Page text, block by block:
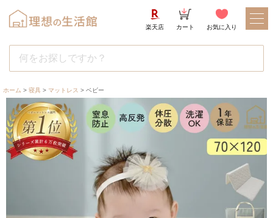
楽天店 カート お気に入り
ホーム 寝具 マットレス ベビー